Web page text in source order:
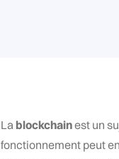
Lablockchainest un
fonctionnement peut